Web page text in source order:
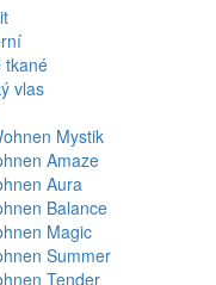
tkané
vlas
Mystik
Amaze
Aura
Balance
Magic
Summer
Tender